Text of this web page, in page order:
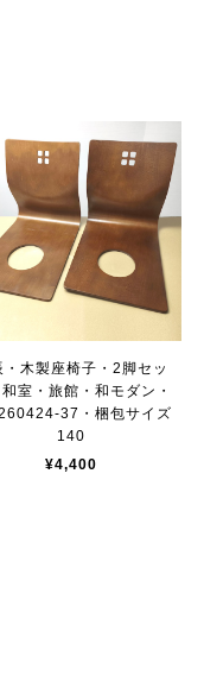
・木製座椅子・2脚セッ
和室・旅館・和モダン・
37・梱包サイズ
140
¥4,400